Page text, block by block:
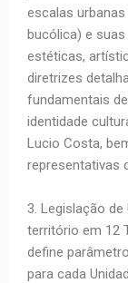
escalas
bucólica) e
estéticas,
diretrizes
fundamentais
identidade
Lucio Costa,
representativas
3. Legislação
território em 12
define
para cada